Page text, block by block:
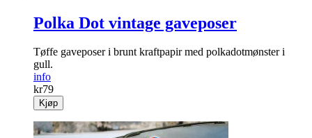
Polka Dot vintage gaveposer
Tøffe gaveposer i brunt kraftpapir med polkadotmønster i
gull.
info
kr79
Kjøp